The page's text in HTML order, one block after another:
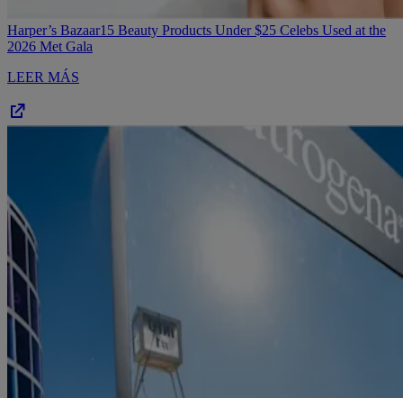
Harper’s Bazaar15 Beauty Products Under $25 Celebs Used at the
2026 Met Gala
LEER MÁS